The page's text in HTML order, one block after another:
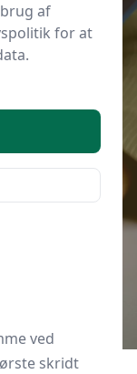
til at gå
ved
skridt
af
for at